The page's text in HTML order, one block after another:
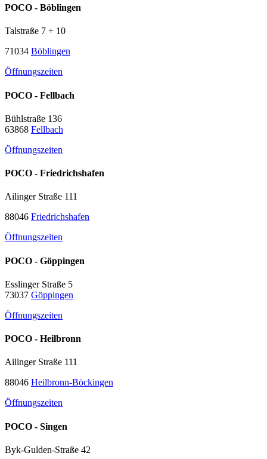
POCO - Böblingen
Talstraße 7 + 10
71034 Böblingen
Öffnungszeiten
POCO - Fellbach
Bühlstraße 136
63868 Fellbach
Öffnungszeiten
POCO - Friedrichshafen
Ailinger Straße 111
88046 Friedrichshafen
Öffnungszeiten
POCO - Göppingen
Esslinger Straße 5
73037 Göppingen
Öffnungszeiten
POCO - Heilbronn
Ailinger Straße 111
88046 Heilbronn-Böckingen
Öffnungszeiten
POCO - Singen
Byk-Gulden-Straße 42